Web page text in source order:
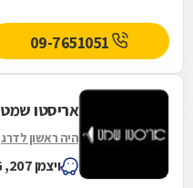
09-7651051
אריסטו שמט
היה ראשון לדרג
ויצמן 207, G כפר סבא